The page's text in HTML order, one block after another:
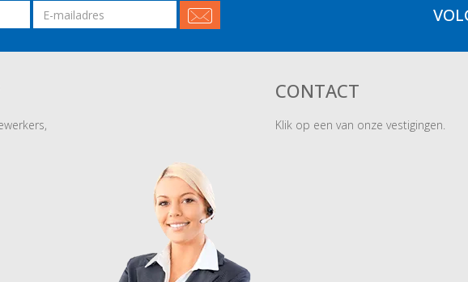
Email
adres
CONTACT
Klik op een van onze vestigingen.